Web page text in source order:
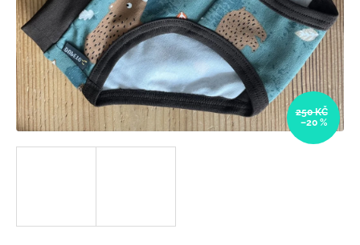
250 KČ
–20 %
a
j
í
t
?